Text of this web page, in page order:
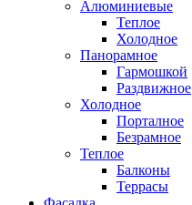
Алюминиевые
Теплое
Холодное
Панорамное
Гармошкой
Раздвижное
Холодное
Порталное
Безрамное
Теплое
Балконы
Террасы